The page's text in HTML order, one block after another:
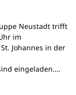
Neustadt trifft
im
Johannes in der
eingeladen.…